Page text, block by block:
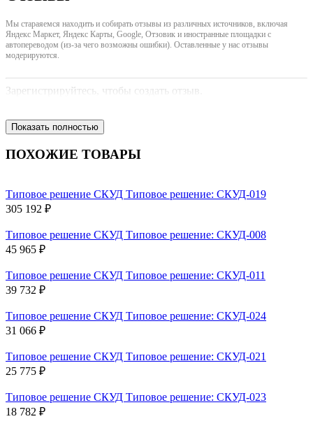
Мы стараяемся находить и собирать отзывы из различных источников, включая
Яндекс Маркет, Яндекс Карты, Google, Отзовик и иностранные площадки с
автопереводом (из-за чего возможны ошибки). Оставленные у нас отзывы
модерируются.
Зарегистрируйтесь, чтобы создать отзыв.
Показать полностью
ПОХОЖИЕ ТОВАРЫ
Типовое решение СКУД Типовое решение: СКУД-019
305 192 ₽
Типовое решение СКУД Типовое решение: СКУД-008
45 965 ₽
Типовое решение СКУД Типовое решение: СКУД-011
39 732 ₽
Типовое решение СКУД Типовое решение: СКУД-024
31 066 ₽
Типовое решение СКУД Типовое решение: СКУД-021
25 775 ₽
Типовое решение СКУД Типовое решение: СКУД-023
18 782 ₽